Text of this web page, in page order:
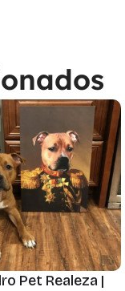
Pet Realeza |